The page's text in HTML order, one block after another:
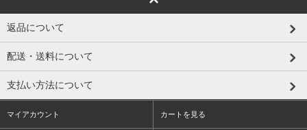
返品について
配送・送料について
支払い方法について
マイアカウント カートを見る